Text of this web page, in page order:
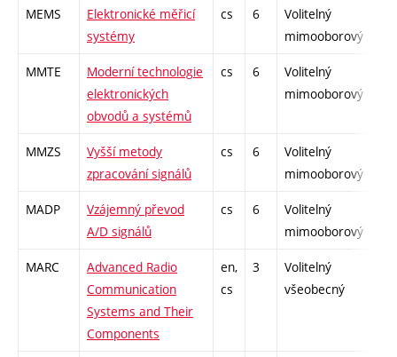
MEMS
Elektronické měřicí
systémy
cs 6
Volitelný
mimooborový
MMTE
Moderní technologie
elektronických
obvodů a systémů
cs 6
Volitelný
mimooborový
MMZS
Vyšší metody
zpracování signálů
cs 6
Volitelný
mimooborový
MADP
Vzájemný převod
A/D signálů
cs 6
Volitelný
mimooborový
MARC
Advanced Radio
Communication
Systems and Their
Components
en,
cs
3
Volitelný
všeobecný